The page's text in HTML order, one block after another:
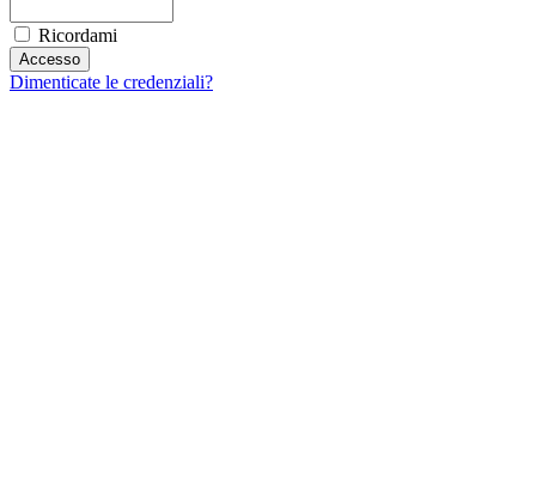
Ricordami
Dimenticate le credenziali?